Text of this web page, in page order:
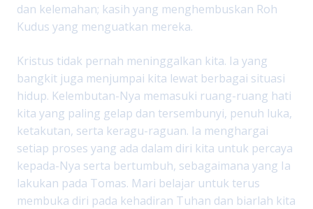
dan kelemahan; kasih yang menghembuskan Roh
Kudus yang menguatkan mereka.
Kristus tidak pernah meninggalkan kita. Ia yang
bangkit juga menjumpai kita lewat berbagai situasi
hidup. Kelembutan-Nya memasuki ruang-ruang hati
kita yang paling gelap dan tersembunyi, penuh luka,
ketakutan, serta keragu-raguan. Ia menghargai
setiap proses yang ada dalam diri kita untuk percaya
kepada-Nya serta bertumbuh, sebagaimana yang Ia
lakukan pada Tomas. Mari belajar untuk terus
membuka diri pada kehadiran Tuhan dan biarlah kita